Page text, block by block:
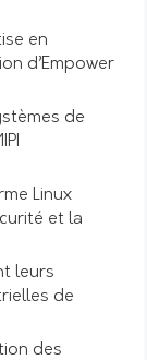
en
d’Empower
de
Linux
et la
leurs
de
des